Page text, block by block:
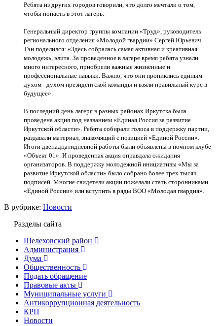
Ребята из других городов говорили, что долго мечтали о том,
чтобы попасть в этот лагерь.
Генеральный директор группы компании «Труд», руководитель
регионального отделения «Молодой гвардии» Сергей Юрьевич
Тэн поделился: «Здесь собралась самая активная и креативная
молодежь, элита. За проведенное в лагере время ребята узнали
много интересного, приобрели важные жизненные и
профессиональные навыки. Важно, что они прониклись единым
духом - духом президентской команды и взяли правильный курс в
будущее».
В последний день лагеря в разных районах Иркутска была
проведена акция под названием «Единая Россия за развитие
Иркутской области». Ребята собирали голоса в поддержку партии,
раздавали материал, знакомящий с позицией «Единой России».
Итоги двенадцатидневной работы были объявлены в ночном клубе
«Объект 01». И проведенная акция оправдала ожидания
организаторов. В поддержку молодежной инициативы «Мы за
развитие Иркутской области» было собрано более трех тысяч
подписей. Многие свидетели акции пожелали стать сторонниками
«Единой России» или вступить в ряды ВОО «Молодая гвардия».
В рубрике: Новости
Разделы сайта
Шелеховский район
Администрация
Дума
Общественность
Подать обращение
Правовые акты
Муниципальные услуги
Антикоррупционная деятельность
КРП
Новости